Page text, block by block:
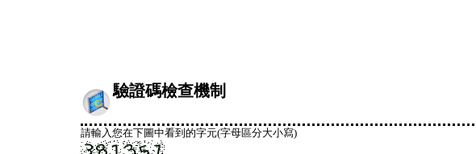
驗證碼檢查機制
請輸入您在下圖中看到的字元(字母區分大小寫)